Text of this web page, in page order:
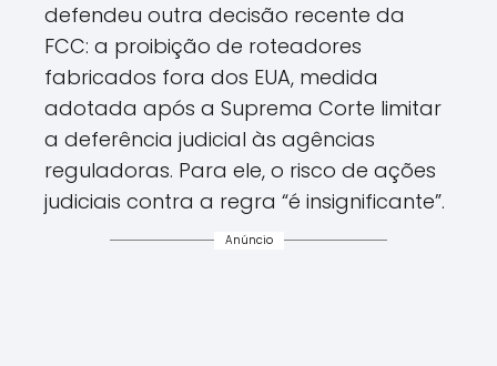
defendeu outra decisão recente da
FCC: a proibição de roteadores
fabricados fora dos EUA, medida
adotada após a Suprema Corte limitar
a deferência judicial às agências
reguladoras. Para ele, o risco de ações
judiciais contra a regra “é insignificante”.
Anúncio